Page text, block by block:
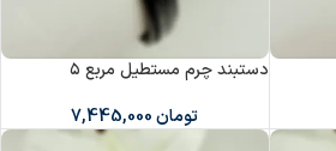
دستبند چرم مستطیل مربع ۵
تومان7,445,000